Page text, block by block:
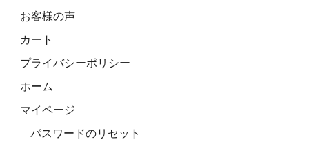
お客様の声
カート
プライバシーポリシー
ホーム
マイページ
パスワードのリセット